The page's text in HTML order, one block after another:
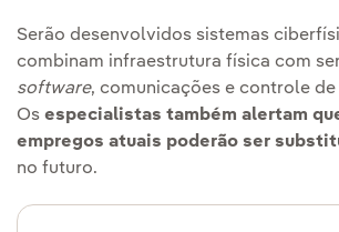
Serão desenvolvidos sistemas
combinam infraestrutura física com
software, comunicações e controle
Os especialistas também alertam
empregos atuais poderão ser
no futuro.